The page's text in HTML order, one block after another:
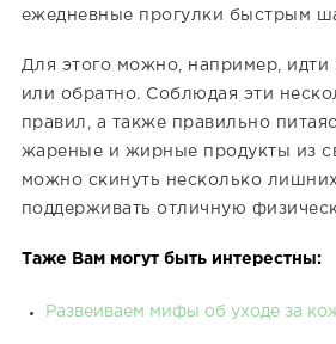
ежедневные прогулки быстрым
Для этого можно, например,
или обратно. Соблюдая эти
правил, а также правильно
жареные и жирные продукты из
можно скинуть несколько
поддерживать отличную
Таже Вам могут быть интерестны:
Развеиваем мифы об уходе за